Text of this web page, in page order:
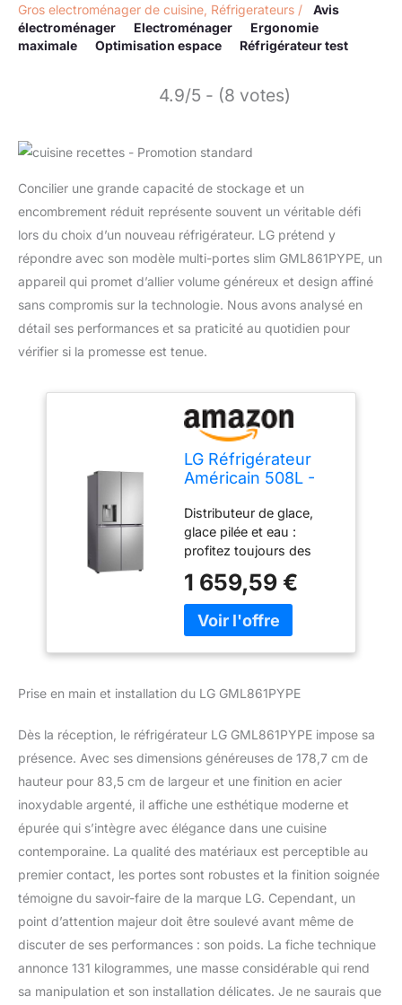
Gros electroménager de cuisine Réfrigerateurs /
Avis
électroménager
Electroménager
Ergonomie
maximale
Optimisation espace Réfrigérateur test
4.9/5 - (8 votes)
Concilier une grande capacité de stockage et un
encombrement réduit représente souvent un véritable défi
lors du choix d’un nouveau réfrigérateur. LG prétend y
répondre avec son modèle multi-portes slim GML861PYPE, un
appareil qui promet d’allier volume généreux et design affiné
sans compromis sur la technologie. Nous avons analysé en
détail ses performances et sa praticité au quotidien pour
vérifier si la promesse est tenue.
LG Réfrigérateur
Américain 508L -
Distributeur de glace,
glace pilée et eau :
profitez toujours des
disponibles. Avec un
simple toucher des 3
boutons de sélection,
Réservoir d'eau : avec le
(sans BPA), vous pouvez
remplir l'eau fraîche et la
conserver de manière
UVnano : une fois par
heure ou à tout moment
manuellement, les sorties
de distributeur d'eau des
réfrigérateurs LG sont
irradiées par des lampes
LED avec une lumière
ultraviolette Total No
Frost : Performance de
refroidissement
1 659,59 €
Prise en main et installation du LG GML861PYPE
Dès la réception, le réfrigérateur LG GML861PYPE impose sa
présence. Avec ses dimensions généreuses de 178,7 cm de
hauteur pour 83,5 cm de largeur et une finition en acier
inoxydable argenté, il affiche une esthétique moderne et
épurée qui s’intègre avec élégance dans une cuisine
contemporaine. La qualité des matériaux est perceptible au
premier contact, les portes sont robustes et la finition soignée
témoigne du savoir-faire de la marque LG. Cependant, un
point d’attention majeur doit être soulevé avant même de
discuter de ses performances : son poids. La fiche technique
annonce 131 kilogrammes, une masse considérable qui rend
sa manipulation et son installation délicates. Je ne saurais que